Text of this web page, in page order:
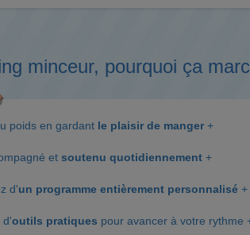
minceur, pourquoi ça
poids en gardant le plaisir de manger +
et soutenu quotidiennement +
d'un programme entièrement personnalisé +
d'outils pratiques pour avancer à votre rythme